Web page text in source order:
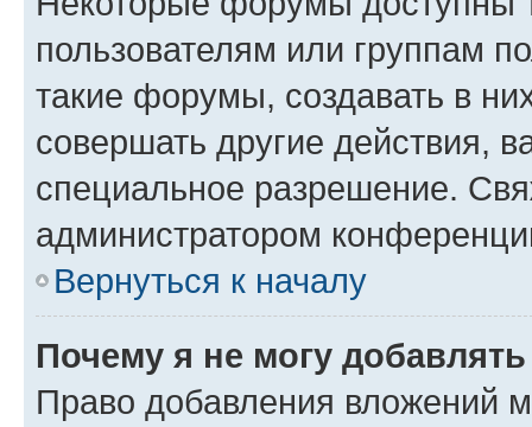
пользователям или группам
такие форумы, создавать в
совершать другие действия,
специальное разрешение.
администратором
Вернуться к началу
Почему я не могу
Право добавления вложений